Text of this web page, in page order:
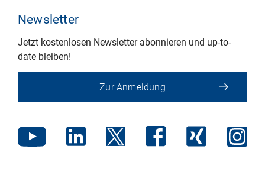
Newsletter
Jetzt kostenlosen Newsletter abonnieren und up-to-
date bleiben!
Zur Anmeldung